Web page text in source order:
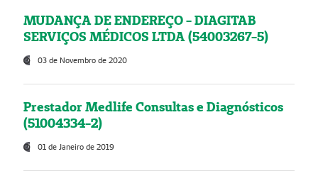
MUDANÇA DE ENDEREÇO - DIAGITAB
SERVIÇOS MÉDICOS LTDA (54003267-5)
03 de Novembro de 2020
Prestador Medlife Consultas e Diagnósticos
(51004334-2)
01 de Janeiro de 2019